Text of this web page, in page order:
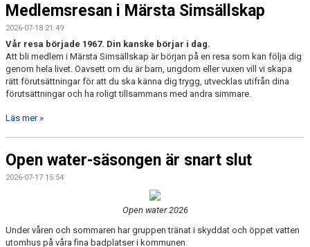
Medlemsresan i Märsta Simsällskap
2026-07-18 21:49
Vår resa började 1967. Din kanske börjar i dag.
Att bli medlem i Märsta Simsällskap är början på en resa som kan följa dig
genom hela livet. Oavsett om du är barn, ungdom eller vuxen vill vi skapa
rätt förutsättningar för att du ska känna dig trygg, utvecklas utifrån dina
förutsättningar och ha roligt tillsammans med andra simmare.
Läs mer »
Open water-säsongen är snart slut
2026-07-17 15:54
Open water 2026
Under våren och sommaren har gruppen tränat i skyddat och öppet vatten
utomhus på våra fina badplatser i kommunen.